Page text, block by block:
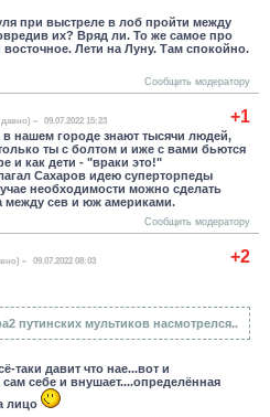
при выстреле в лоб пройти между
их? Вряд ли. То же самое про
Лети на Луну. Там спокойно.
Сообщить модератору
+1
09.07.2022 15:23
в нашем городе знают тысячи людей,
ты с болтом и иже с вами бьются
и как дети - "враки это!"
Сахаров идею суперторпеды
необходимости можно сделать
между сев и юж америками.
Сообщить модератору
+2
09.07.2022 08:03
путинских мультиков насмотрелся..
таки давит что нае...вот и
себе и внушает....определённая
лицо